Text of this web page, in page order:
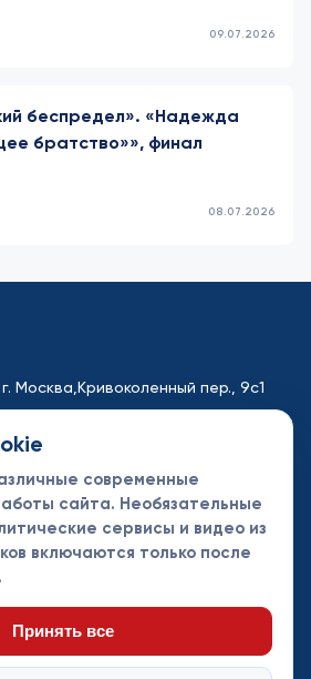
09.07.2026
беспредел». «Надежда
братство»», финал
08.07.2026
Москва, Кривоколенный пер., 9с1
Турниры
Контакты
партнеры
современные
сайта. Необязательные
сервисы и видео из
включаются только после
Принять все